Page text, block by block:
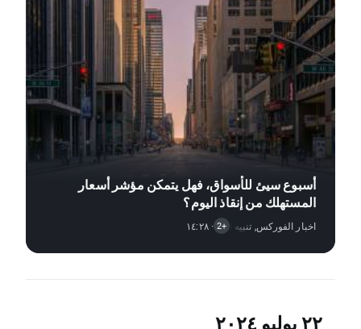
أسبوع سيئ للأسواق، فهل يتمكن مؤشر أسعار
المستهلك من إنقاذ اليوم؟
اخبار الفوركس, تنبيه السوق,اخبار الأسهم +2 · ١٤:٢٨
٢٢ يوليو ٢٠٢٤